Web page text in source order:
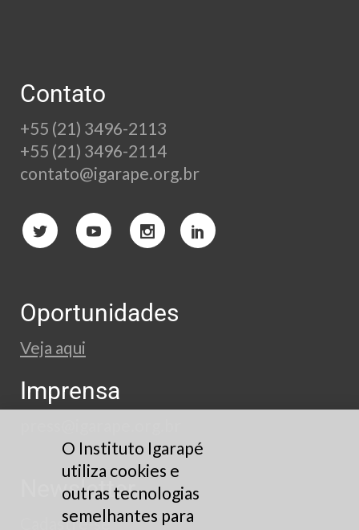
Contato
+55 (21) 3496-2113
+55 (21) 3496-2114
contato@igarape.org.br
Oportunidades
Veja aqui
Imprensa
Newsletter
Cadastre-se
O Instituto Igarapé
utiliza cookies e
outras tecnologias
semelhantes para